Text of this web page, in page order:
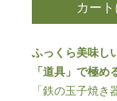
カー
ふっくら美味し
「道具」で極め
「鉄の玉子焼き